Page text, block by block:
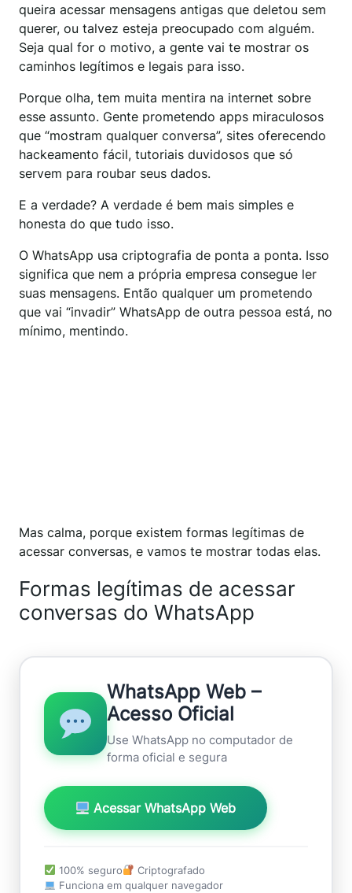
queira acessar mensagens antigas que deletou sem
querer, ou talvez esteja preocupado com alguém.
Seja qual for o motivo, a gente vai te mostrar os
caminhos legítimos e legais para isso.
Porque olha, tem muita mentira na internet sobre
esse assunto. Gente prometendo apps miraculosos
que “mostram qualquer conversa”, sites oferecendo
hackeamento fácil, tutoriais duvidosos que só
servem para roubar seus dados.
E a verdade? A verdade é bem mais simples e
honesta do que tudo isso.
O WhatsApp usa criptografia de ponta a ponta. Isso
significa que nem a própria empresa consegue ler
suas mensagens. Então qualquer um prometendo
que vai “invadir” WhatsApp de outra pessoa está, no
mínimo, mentindo.
Mas calma, porque existem formas legítimas de
acessar conversas, e vamos te mostrar todas elas.
Formas legítimas de acessar
conversas do WhatsApp
WhatsApp Web –
Acesso Oficial
Use WhatsApp no computador de
forma oficial e segura
Acessar WhatsApp Web
100% seguro
Criptografado
Funciona em qualquer navegador